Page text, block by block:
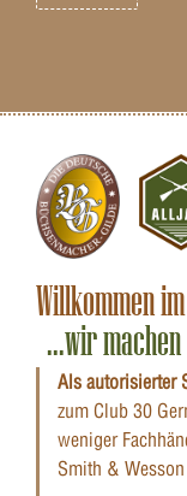
Willkommen
...wir
Als autorisierter
zum Club 30
weniger
Smith &